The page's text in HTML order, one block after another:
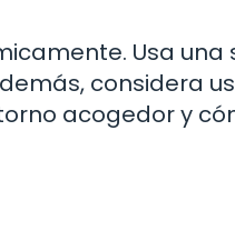
Usa una
considera
acogedor y